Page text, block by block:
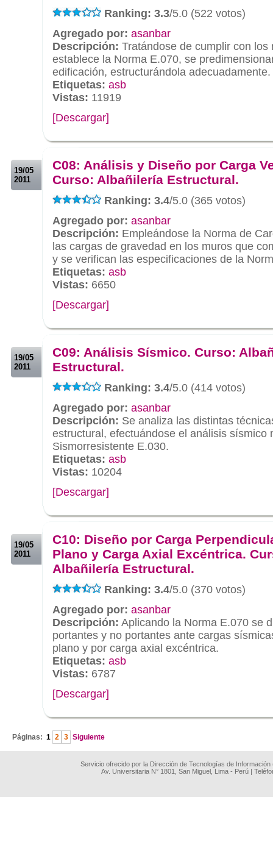
Ranking: 3.3/5.0 (522 votos)
Agregado por: asanbar
Descripción: Tratándose de cumplir con
establece la Norma E.070, se
edificación, estructurándola adecuadamente.
Etiquetas: asb
Vistas: 11919
[Descargar]
19/05
2011
C08: Análisis y Diseño por Carga
Curso: Albañilería Estructural.
Ranking: 3.4/5.0 (365 votos)
Agregado por: asanbar
Descripción: Empleándose la Norma de
las cargas de gravedad en los muros que
y se verifican las especificaciones de la
Etiquetas: asb
Vistas: 6650
[Descargar]
19/05
2011
C09: Análisis Sísmico. Curso:
Estructural.
Ranking: 3.4/5.0 (414 votos)
Agregado por: asanbar
Descripción: Se analiza las distintas
estructural, efectuándose el análisis sísmico
Sismorresistente E.030.
Etiquetas: asb
Vistas: 10204
[Descargar]
19/05
2011
C10: Diseño por Carga
Plano y Carga Axial Excéntrica.
Albañilería Estructural.
Ranking: 3.4/5.0 (370 votos)
Agregado por: asanbar
Descripción: Aplicando la Norma E.070 se
portantes y no portantes ante cargas
plano y por carga axial excéntrica.
Etiquetas: asb
Vistas: 6787
[Descargar]
Páginas: 1 2 3 Siguiente
Servicio ofrecido por la Dirección de Tecnologías de
Av. Universitaria N° 1801, San Miguel, Lima - Perú |